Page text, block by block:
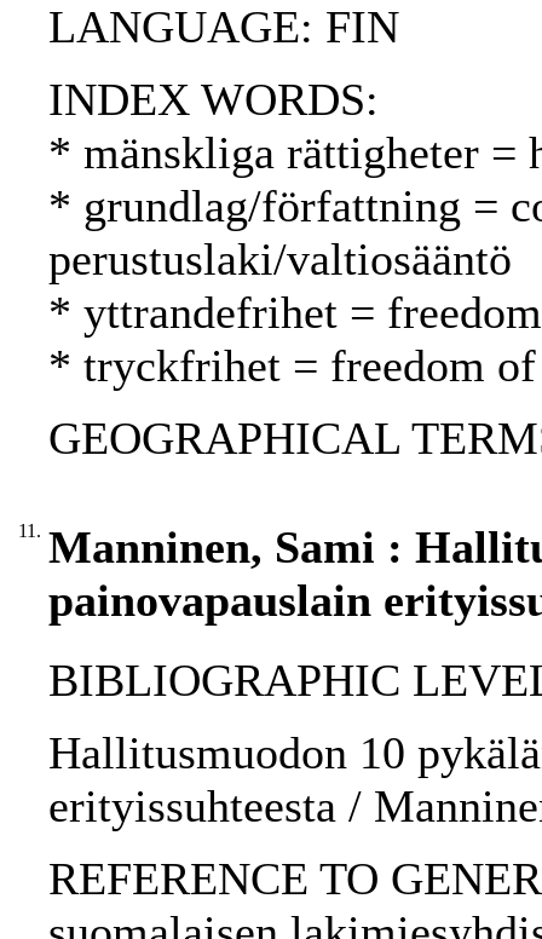
LANGUAGE: FIN
INDEX WORDS:
* mänskliga rättigheter =
* grundlag/författning =
perustuslaki/valtiosääntö
* yttrandefrihet =
* tryckfrihet = freedom of
GEOGRAPHICAL
11. Manninen, Sami :
painovapauslain
BIBLIOGRAPHIC
Hallitusmuodon 10
erityissuhteesta /
REFERENCE TO